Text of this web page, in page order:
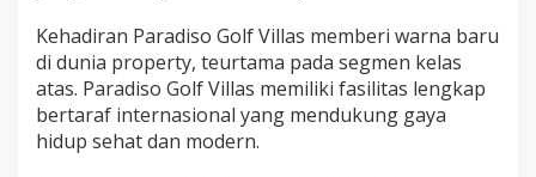
Kehadiran Paradiso Golf Villas memberi warna baru
di dunia property, teurtama pada segmen kelas
atas. Paradiso Golf Villas memiliki fasilitas lengkap
bertaraf internasional yang mendukung gaya
hidup sehat dan modern.